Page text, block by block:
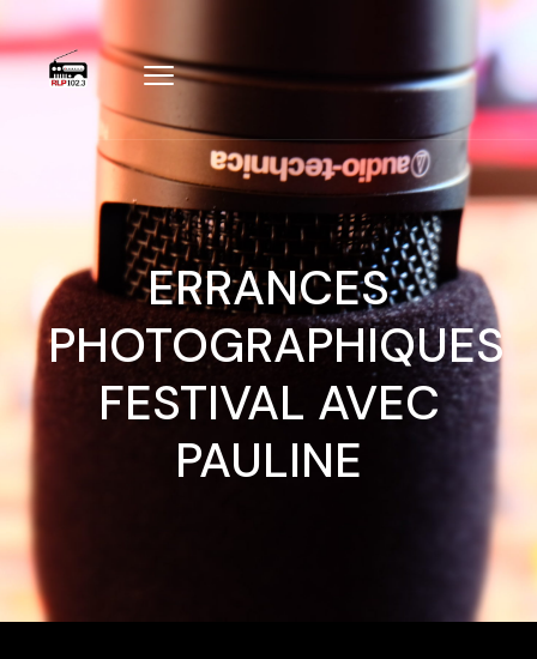
ERRANCES
PHOTOGRAPHIQUES
FESTIVAL AVEC
PAULINE